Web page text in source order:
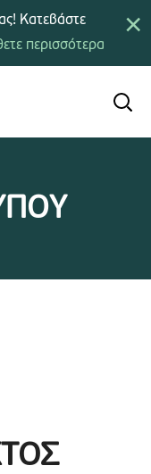
×
Κατεβάστε
περισσότερα